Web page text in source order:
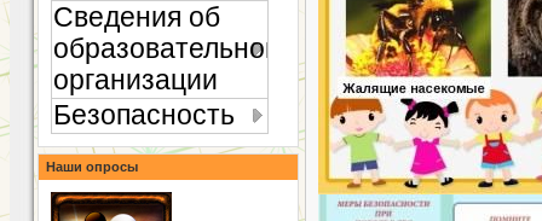
Сведения об
образовательной
организации
Безопасность
Наши опросы